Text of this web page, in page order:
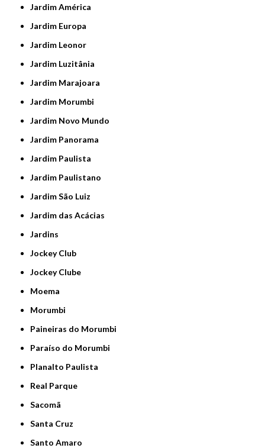
Jardim América
Jardim Europa
Jardim Leonor
Jardim Luzitânia
Jardim Marajoara
Jardim Morumbi
Jardim Novo Mundo
Jardim Panorama
Jardim Paulista
Jardim Paulistano
Jardim São Luiz
Jardim das Acácias
Jardins
Jockey Club
Jockey Clube
Moema
Morumbi
Paineiras do Morumbi
Paraíso do Morumbi
Planalto Paulista
Real Parque
Sacomã
Santa Cruz
Santo Amaro